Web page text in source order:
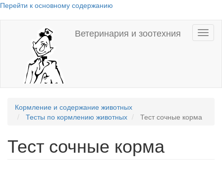
Перейти к основному содержанию
Ветеринария и зоотехния
Кормление и содержание животных
Тесты по кормлению животных
Тест сочные корма
Тест сочные корма